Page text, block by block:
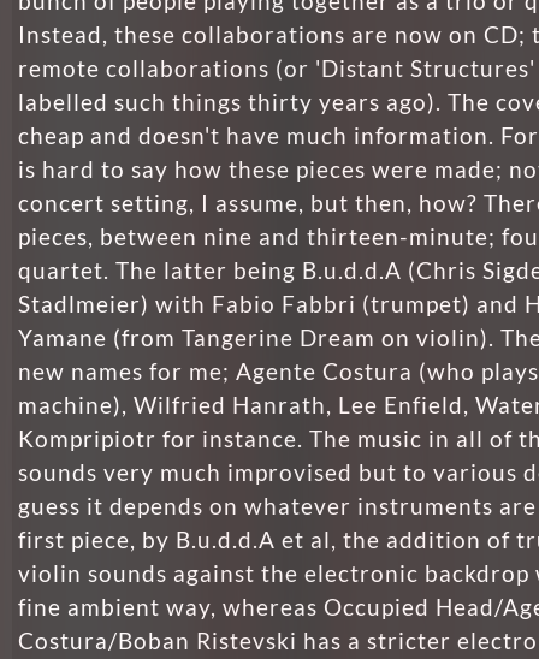
Instead, these collaborations are now on CD;
remote collaborations (or 'Distant Structures'
labelled such things thirty years ago). The
cheap and doesn't have much information.
is hard to say how these pieces were made;
concert setting, I assume, but then, how?
pieces, between nine and thirteen-minute;
quartet. The latter being B.u.d.d.A (Chris
Stadlmeier) with Fabio Fabbri (trumpet) and
Yamane (from Tangerine Dream on violin).
new names for me; Agente Costura (who
machine), Wilfried Hanrath, Lee Enfield,
Kompripiotr for instance. The music in all of
sounds very much improvised but to various
guess it depends on whatever instruments
first piece, by B.u.d.d.A et al, the addition of
violin sounds against the electronic backdrop
fine ambient way, whereas Occupied Head/
Costura/Boban Ristevski has a stricter